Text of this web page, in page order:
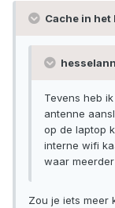
Cache in het
Tevens heb
antenne
op de laptop
interne wifi
waar
Zou je iets meer